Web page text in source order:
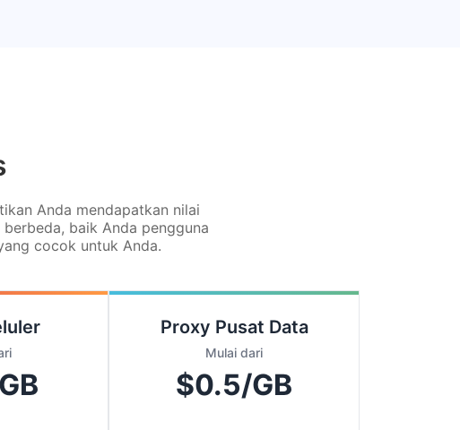
Anda mendapatkan nilai
baik Anda pengguna
cocok untuk Anda.
Proxy Pusat Data
Mulai dari
$0.5/GB